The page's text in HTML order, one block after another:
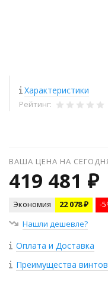
Характеристики
Рейтинг:
ВАША ЦЕНА НА
419 481 ₽
Экономия 22 078 ₽
-
Нашли дешевле?
Оплата и Доставка
Преимущества